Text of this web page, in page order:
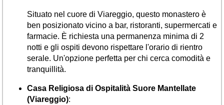
Situato nel cuore di Viareggio, questo monastero è
ben posizionato vicino a bar, ristoranti, supermercati e
farmacie. È richiesta una permanenza minima di 2
notti e gli ospiti devono rispettare l'orario di rientro
serale. Un'opzione perfetta per chi cerca comodità e
tranquillità.
Casa Religiosa di Ospitalità Suore Mantellate
(Viareggio):